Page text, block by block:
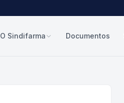
O Sindifarma Documentos